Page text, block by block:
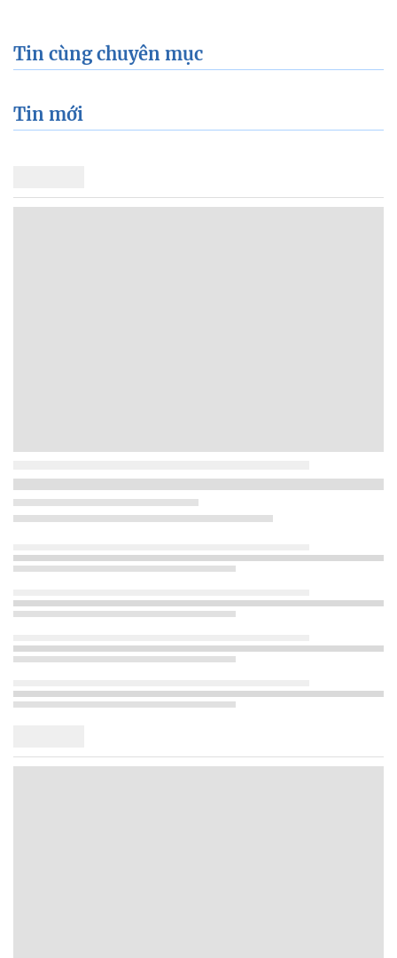
Tin cùng chuyên mục
Tin mới